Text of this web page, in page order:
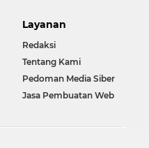
Layanan
Redaksi
Tentang Kami
Pedoman Media Siber
Jasa Pembuatan Web